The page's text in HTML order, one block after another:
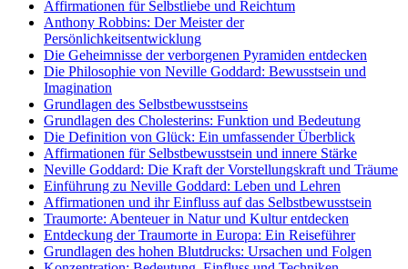
Affirmationen für Selbstliebe und Reichtum
Anthony Robbins: Der Meister der
Persönlichkeitsentwicklung
Die Geheimnisse der verborgenen Pyramiden entdecken
Die Philosophie von Neville Goddard: Bewusstsein und
Imagination
Grundlagen des Selbstbewusstseins
Grundlagen des Cholesterins: Funktion und Bedeutung
Die Definition von Glück: Ein umfassender Überblick
Affirmationen für Selbstbewusstsein und innere Stärke
Neville Goddard: Die Kraft der Vorstellungskraft und Träume
Einführung zu Neville Goddard: Leben und Lehren
Affirmationen und ihr Einfluss auf das Selbstbewusstsein
Traumorte: Abenteuer in Natur und Kultur entdecken
Entdeckung der Traumorte in Europa: Ein Reiseführer
Grundlagen des hohen Blutdrucks: Ursachen und Folgen